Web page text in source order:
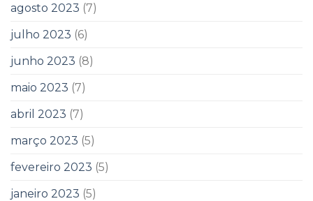
agosto 2023 (7)
julho 2023 (6)
junho 2023 (8)
maio 2023 (7)
abril 2023 (7)
março 2023 (5)
fevereiro 2023 (5)
janeiro 2023 (5)